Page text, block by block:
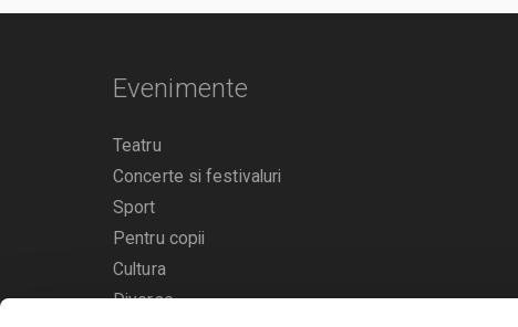
Evenimente
Teatru
Concerte si festivaluri
Sport
Pentru copii
Cultura
Diverse